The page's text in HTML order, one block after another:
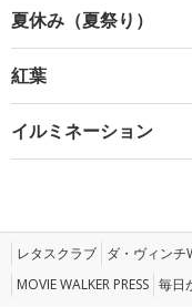
夏休み（夏祭り）
紅葉
イルミネーション
レタスクラブ ダ・ヴィンチ
MOVIE WALKER PRESS 毎日